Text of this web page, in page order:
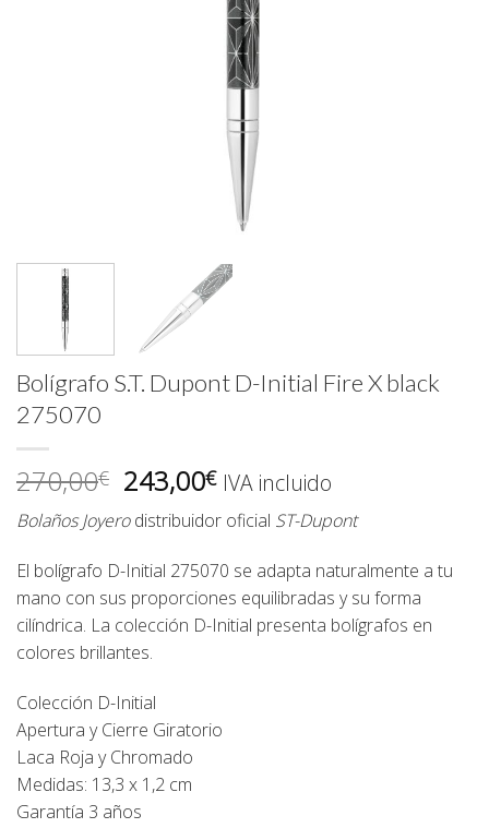
Bolígrafo S.T. Dupont D-Initial Fire X black
275070
270,00€ El
precio
original
era:
270,00€.
243,00€El
precio
actual
es:
243,00€.
IVA incluido
Bolaños Joyerodistribuidor oficial ST-Dupont
El bolígrafo D-Initial 275070 se adapta naturalmente a tu
mano con sus proporciones equilibradas y su forma
cilíndrica. La colección D-Initial presenta bolígrafos en
colores brillantes.
Colección D-Initial
Apertura y Cierre Giratorio
Laca Roja y Chromado
Medidas: 13,3 x 1,2 cm
Garantía 3 años